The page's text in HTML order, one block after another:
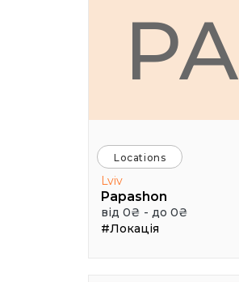
PA
Locations
Lviv
Papashon
від 0₴ - до 0₴
#Локація